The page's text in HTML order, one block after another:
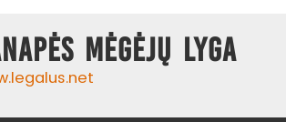
mėgėjų lyga